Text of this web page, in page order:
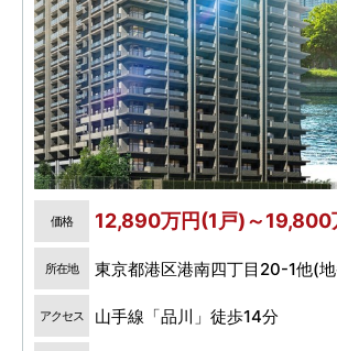
価格 12,890万円(1戸)～19,800
所在地 東京都港区港南四丁目20-1他(
アクセス 山手線「品川」徒歩14分